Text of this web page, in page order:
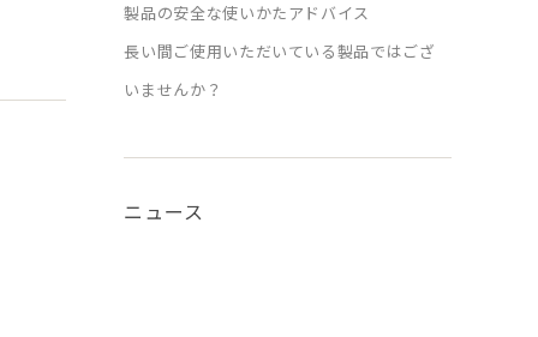
製品の安全な使いかたアドバイス
長い間ご使用いただいている製品ではござ
いませんか？
ニュース